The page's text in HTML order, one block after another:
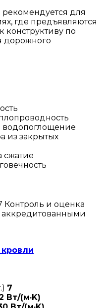
для
где предъявляются
конструктиву по
дорожного
водопоглощение
из закрытых
сжатие
Контроль и оценка
аккредитованными
7
Вт/(м·K)